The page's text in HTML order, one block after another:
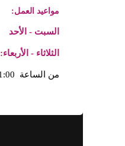
مواعيد العمل:
السبت - الأحد
الثلاثاء - الأربعاء:
من الساعة 1:00 م إلى 7:00 م